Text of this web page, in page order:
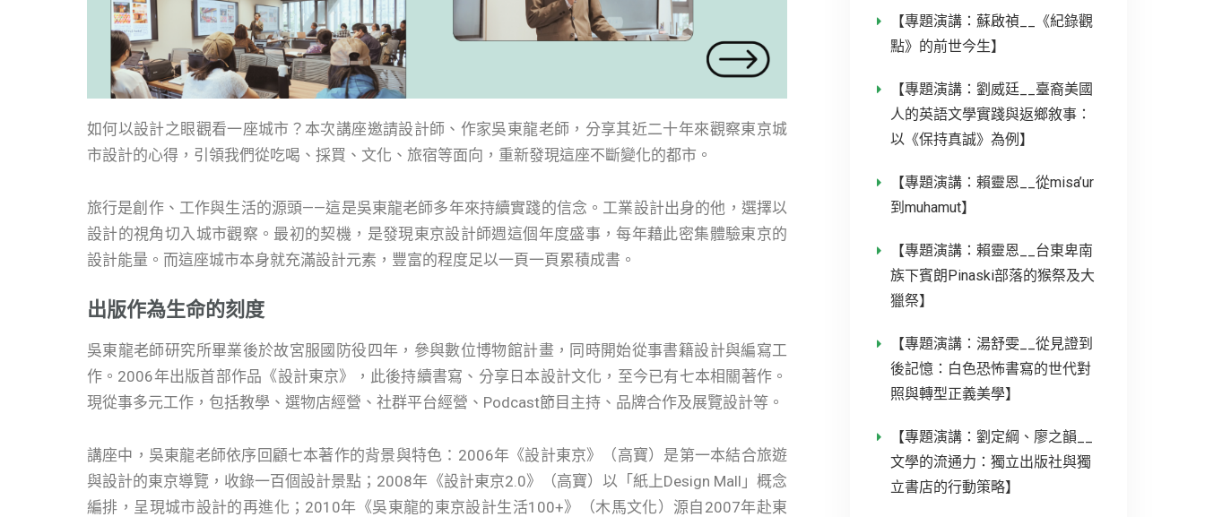
如何以設計之眼觀看一座城市？本次講座邀請設計師、作家吳東龍老師，分享其近二十年來觀察東京城
市設計的心得，引領我們從吃喝、採買、文化、旅宿等面向，重新發現這座不斷變化的都市。
旅行是創作、工作與生活的源頭——這是吳東龍老師多年來持續實踐的信念。工業設計出身的他，選擇以
設計的視角切入城市觀察。最初的契機，是發現東京設計師週這個年度盛事，每年藉此密集體驗東京的
設計能量。而這座城市本身就充滿設計元素，豐富的程度足以一頁一頁累積成書。
出版作為生命的刻度
吳東龍老師研究所畢業後於故宮服國防役四年，參與數位博物館計畫，同時開始從事書籍設計與編寫工
作。2006年出版首部作品《設計東京》，此後持續書寫、分享日本設計文化，至今已有七本相關著作。
現從事多元工作，包括教學、選物店經營、社群平台經營、Podcast節目主持、品牌合作及展覽設計等。
講座中，吳東龍老師依序回顧七本著作的背景與特色：2006年《設計東京》（高寶）是第一本結合旅遊
與設計的東京導覽，收錄一百個設計景點；2008年《設計東京2.0》（高寶）以「紙上Design Mall」概念
編排，呈現城市設計的再進化；2010年《吳東龍的東京設計生活100+》（木馬文化）源自2007年赴東
【專題演講：蘇啟禎__《紀錄觀
點》的前世今生】
【專題演講：劉威廷__臺裔美國
人的英語文學實踐與返鄉敘事：
以《保持真誠》為例】
【專題演講：賴靈恩__從misa’ur
到muhamut】
【專題演講：賴靈恩__台東卑南
族下賓朗Pinaski部落的猴祭及大
獵祭】
【專題演講：湯舒雯__從見證到
後記憶：白色恐怖書寫的世代對
照與轉型正義美學】
【專題演講：劉定綱、廖之韻__
文學的流通力：獨立出版社與獨
立書店的行動策略】